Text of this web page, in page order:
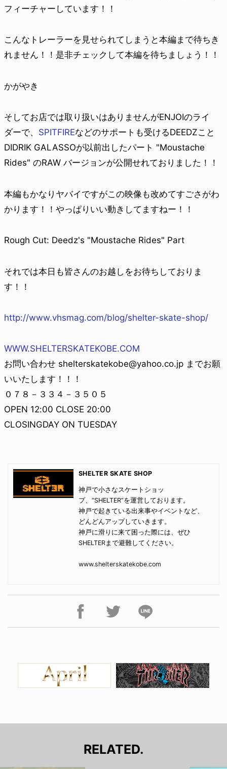
フィーチャーしています！！
こんなトレーラーを見せられてしまうと本編まで待ちき
れません！！是非チェックして本編を待ちましょう！！
かがやき
そしてお店では取り扱いはありませんがENJOIのライ
ダーで、 SPITFIREなどのサポートも受けるDEEDZこと
DIDRIK GALASSOが以前出したパート "Moustache
Rides" のRAW バージョンが公開せれておりました！！
本編もかなりヤバイですがこの映像も改めてすごさがわ
かります！！やっぱりいい動きしてますねー！！
Rough Cut: Deedz's "Moustache Rides" Part
それでは本日も皆さんのお越しをお待ちしておりま
す！！
http://www.vhsmag.com/blog/shelter-skate-shop/
WWW.SHELTERSKATEKOBE.COM
お問い合わせ shelterskatekobe@yahoo.co.jp までお願
いいたします！！！
０７８－３３４－３５０５
OPEN 12:00 CLOSE 20:00
CLOSINGDAY ON TUESDAY
SHELTER SKATE SHOP
神戸で小さなスケートショッ
プ、“SHELTER”を運営しております。
神戸で起きている出来事やイベントなど、
どんどんアップしていきます。
神戸に滑りに来て困った際には、ぜひ
SHELTERまで避難してください。
www.shelterskatekobe.com
RELATED.